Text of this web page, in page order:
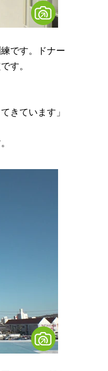
です。ドナー
す。
きています」